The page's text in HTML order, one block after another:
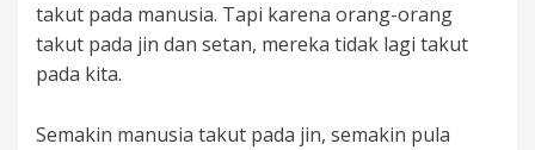
takut pada manusia. Tapi karena orang-orang
takut pada jin dan setan, mereka tidak lagi takut
pada kita.
Semakin manusia takut pada jin, semakin pula